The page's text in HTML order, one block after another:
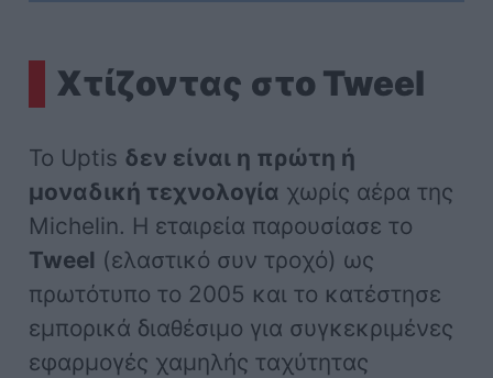
Χτίζοντας στο Tweel
Το Uptis δεν είναι η πρώτη ή
μοναδική τεχνολογία χωρίς αέρα της
Michelin. Η εταιρεία παρουσίασε το
Tweel (ελαστικό συν τροχό) ως
πρωτότυπο το 2005 και το κατέστησε
εμπορικά διαθέσιμο για συγκεκριμένες
εφαρμογές χαμηλής ταχύτητας